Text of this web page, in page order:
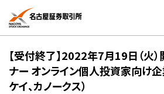
【受付終了】2022年7月19日（火
ナー オンライン個人投資家向け企
ケイ、カノークス）